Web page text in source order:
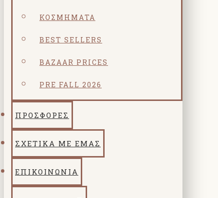
ΚΟΣΜΗΜΑΤΑ
BEST SELLERS
BAZAAR PRICES
PRE FALL 2026
ΠΡΟΣΦΟΡΕΣ
ΣΧΕΤΙΚΑ ΜΕ ΕΜΑΣ
ΕΠΙΚΟΙΝΩΝΙΑ